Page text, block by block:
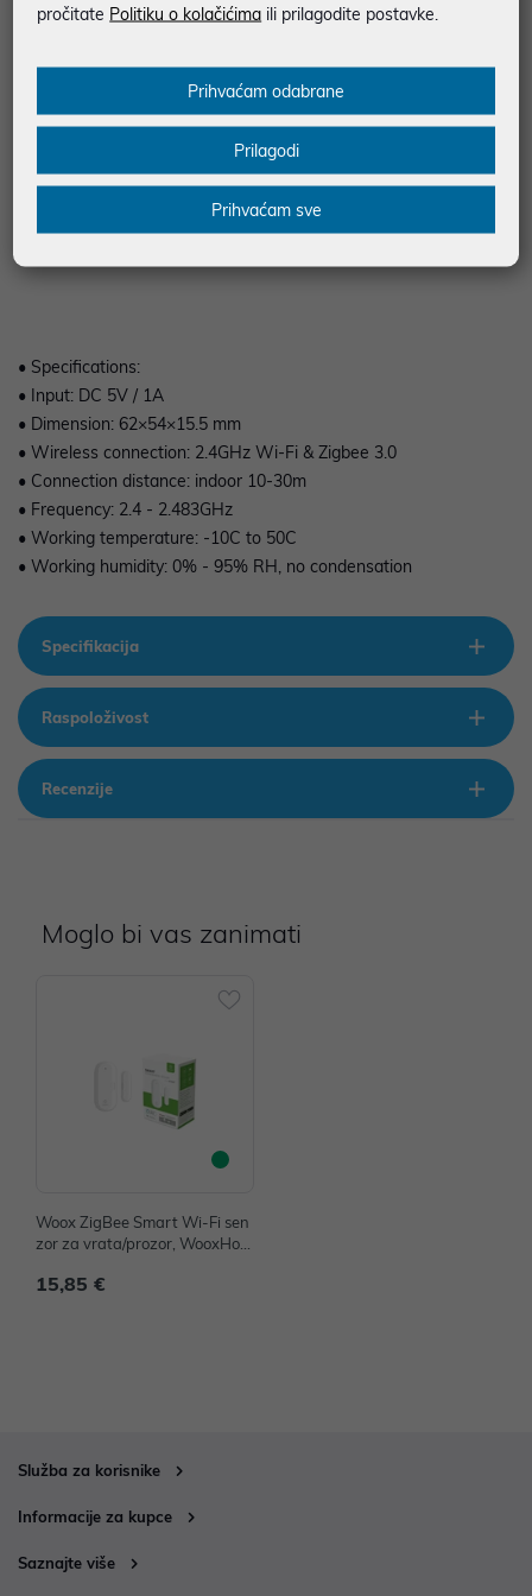
most ili čvorište između vašeg WiFi routera i novih WOOX
Zigbee uređaja uključujući žarulju, pametni utikač, prekidač za
svjetlo, senzore, radijatorske ventile, pametne brave i više u
budućnosti • Spojite R7070 na svoj 2,4 GHz WiFi usmjerivač kod
• Specifications:
• Input: DC 5V / 1A
• Dimension: 62×54×15.5 mm
• Wireless connection: 2.4GHz Wi-Fi & Zigbee 3.0
• Connection distance: indoor 10-30m
• Frequency: 2.4 - 2.483GHz
• Working temperature: -10C to 50C
• Working humidity: 0% - 95% RH, no condensation
Specifikacija
Raspoloživost
Recenzije
Moglo bi vas zanimati
Woox ZigBee Smart Wi-Fi sen
zor za vrata/prozor, WooxHom
nt
15,85 €
Služba za korisnike
Informacije za kupce
Saznajte više
pročitate Politiku o kolačićima ili prilagodite postavke.
Prihvaćam odabrane
Prilagodi
Prihvaćam sve